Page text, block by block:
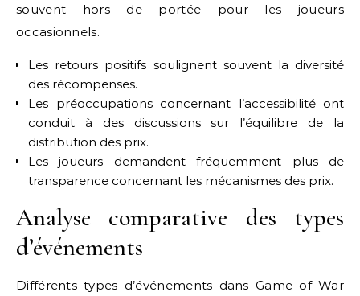
souvent hors de portée pour les joueurs
occasionnels.
Les retours positifs soulignent souvent la diversité
des récompenses.
Les préoccupations concernant l’accessibilité ont
conduit à des discussions sur l’équilibre de la
distribution des prix.
Les joueurs demandent fréquemment plus de
transparence concernant les mécanismes des prix.
Analyse comparative des types
d’événements
Différents types d’événements dans Game of War